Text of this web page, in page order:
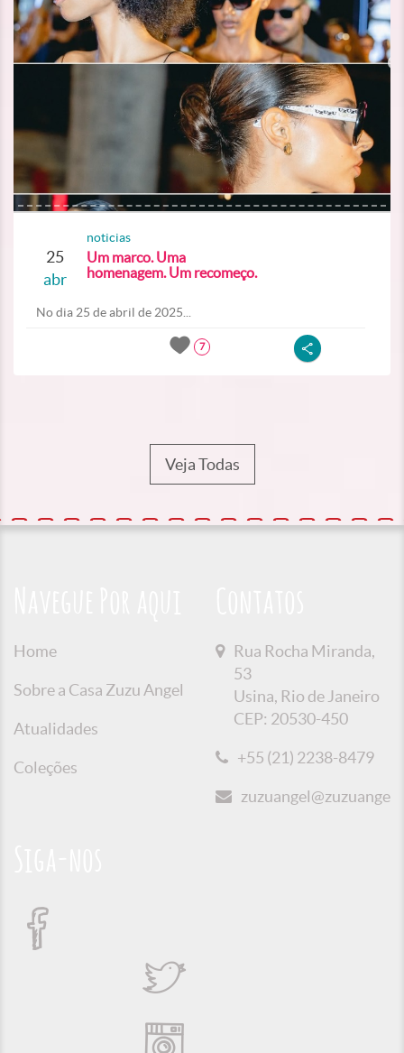
25
abr
noticias
Um marco. Uma
homenagem. Um recomeço.
No dia 25 de abril de 2025...
7
Veja Todas
Home
Sobre a Casa Zuzu Angel
Atualidades
Coleções
Rua Rocha Miranda,
53
Usina, Rio de Janeiro
CEP: 20530-450
+55 (21) 2238-8479